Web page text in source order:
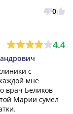
0
4.4
с
мне
врач Беликов
Марии сумел